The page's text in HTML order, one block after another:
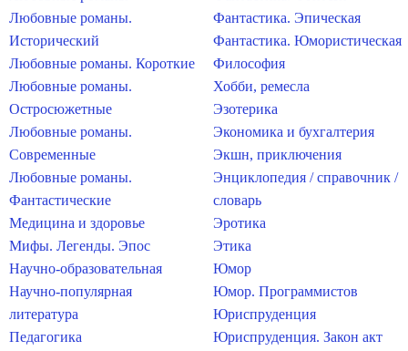
Любовные романы.
Исторический
Любовные романы. Короткие
Любовные романы.
Остросюжетные
Любовные романы.
Современные
Любовные романы.
Фантастические
Медицина и здоровье
Мифы. Легенды. Эпос
Научно-образовательная
Научно-популярная
литература
Педагогика
Фантастика. Эпическая
Фантастика. Юмористическая
Философия
Хобби, ремесла
Эзотерика
Экономика и бухгалтерия
Экшн, приключения
Энциклопедия / справочник /
словарь
Эротика
Этика
Юмор
Юмор. Программистов
Юриспруденция
Юриспруденция. Закон акт